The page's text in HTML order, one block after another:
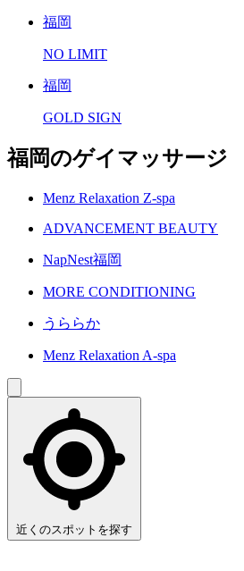
福岡
NO LIMIT
福岡
GOLD SIGN
福岡のゲイマッサージ
Menz Relaxation Z-spa
ADVANCEMENT BEAUTY
NapNest福岡
MORE CONDITIONING
うららか
Menz Relaxation A-spa
近くのスポットを探す